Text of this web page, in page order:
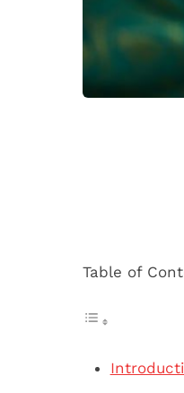
Table of